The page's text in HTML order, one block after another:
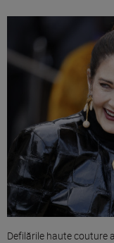
Defilările haute couture